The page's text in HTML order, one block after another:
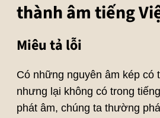
thành âm tiếng
Miêu tả lỗi
Có những nguyên âm kép có
nhưng lại không có trong
phát âm, chúng ta thường